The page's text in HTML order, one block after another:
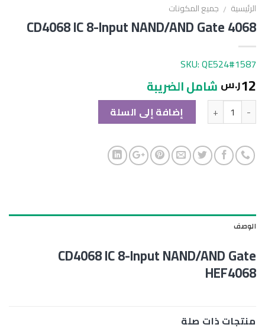
الرئيسية / جميع المكونات
CD4068 IC 8-Input NAND/AND Gate 4068
SKU: QE524#1587
12ر.س شامل الضريبة
الكمية إضافة إلى السلة
الوصف
CD4068 IC 8-Input NAND/AND Gate
HEF4068
منتجات ذات صلة